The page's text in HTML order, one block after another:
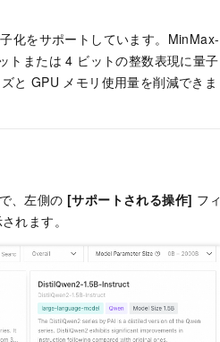
化をサポートしています。MinMax-
トまたは 4 ビットの整数表現に量子
と GPU メモリ使用量を削減できま
、左側の [サポートされる操作] フィ
れます。